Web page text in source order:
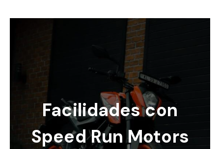
Facilidades con
Speed Run Motors